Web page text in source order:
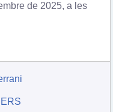
de 2025, a les